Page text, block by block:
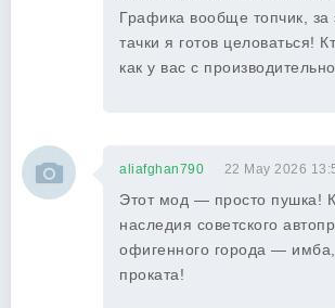
Графика вообще топчик, за
тачки я готов целоваться!
как у вас с
aliafghan790 22 May 2026
Этот мод — просто пушка!
наследия советского
офигенного города —
проката!